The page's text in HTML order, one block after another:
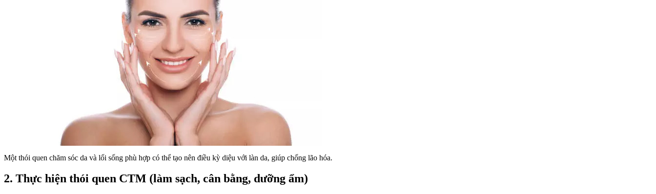
Một thói quen chăm sóc da và lối sống phù hợp có thể tạo nên điều kỳ diệu với làn da, giúp chống lão hóa.
2. Thực hiện thói quen CTM (làm sạch, cân bằng, dưỡng ẩm)